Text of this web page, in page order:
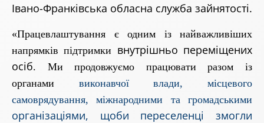
Івано-Франківська обласна служба зайнятості.
«Працевлаштування є одним із найважливіших
напрямків підтримки внутрішньо переміщених
осіб. Ми продовжуємо працювати разом із
органами виконавчої влади, місцевого
самоврядування, міжнародними та громадськими
організаціями, щоби переселенці змогли